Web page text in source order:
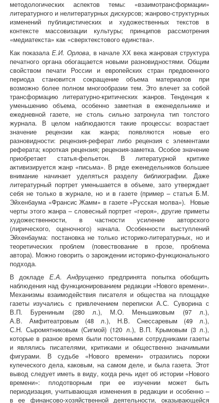
методологических аспектов темы: «взаимотрансформации»
литературного и нелитературных дискурсов; жанрово-структурных
изменений публицистических и художественных текстов в
контексте массовизации культуры; принципов рассмотрения
«медиатекста» как «сверхтекстового единства».
Как показала Е.И. Орлова, в начале ХХ века жанровая структура
печатного органа обогащается новыми разновидностями. Общим
свойством печати России и европейских стран предвоенного
периода становится сокращение объема материалов при
возможно более полном многообразии тем. Это влечет за собой
трансформацию литературно-критических жанров. Тенденция к
уменьшению объема, особенно заметная в еженедельнике и
ежедневной газете, не столь сильно затронула тип толстого
журнала. В целом наблюдаются такие процессы: возрастает
значение рецензии как жанра; появляются новые его
разновидности: рецензия-реферат либо рецензия с элементами
реферата; короткая рецензия; рецензия-заметка. Особое значение
приобретает статья-фельетон. В литературной критике
активизируется жанр «письма». В ряде еженедельников большее
внимание начинает уделяться разделу библиографии. Даже
литературный портрет уменьшается в объеме, зато утверждает
себя не только в журнале, но и в газете (пример – статья Б.М.
Эйхенбаума «Франсис Жамм» в газете «Русская молва»). Новые
черты этого жанра – словесный портрет «героя», другие приметы
художественности, в частности усиление авторского
(лирического, оценочного) начала. Особенности выступлений
Эйхенбаума: постановка не только историко-литературных, но и
теоретических проблем (повествование в прозе, проблема
автора). Можно говорить о зарождении историко-функционального
подхода.
В докладе Е.А. Андрущенко предпринята попытка обобщить
наблюдения над функционированием редакции «Нового времени».
Механизмы взаимодействия писателя и общества на площадке
газеты изучались с привлечением переписки А.С. Суворина с
В.П. Бурениным (280 л.), М.О. Меньшиковым (97 л.),
А.В. Амфитеатровым (48 л.), Н.В. Снессаревым (49 л.),
С.Н. Сыромятниковым (Сигмой) (120 л.), В.П. Крымовым (3 л.),
которые в разное время были постоянными сотрудниками газеты
и являлись писателями, критиками и общественно значимыми
фигурами. В судьбе «Нового времени» отразились пороки
купеческого дела, каковым, на самом деле, и была газета. Этот
вывод следует иметь в виду, когда речь идет об истории «Нового
времени»: плодотворным при ее изучении может быть
периодизация, учитывающая изменения в редакции и особенно –
в ее финансово-хозяйственной деятельности, оказывающейся